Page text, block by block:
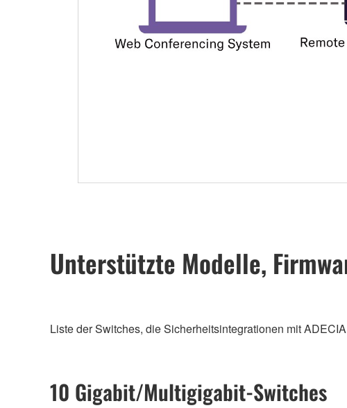
Unterstützte Modelle,
Liste der Switches, die Sicherheitsintegrationen mit
10 Gigabit/Multigigabit-Switches